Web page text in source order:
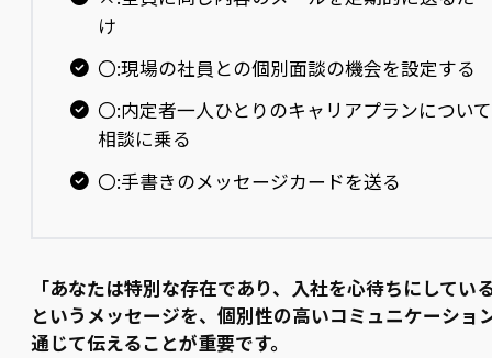
け
〇:現場の社員との個別面談の機会を設定する
〇:内定者一人ひとりのキャリアプランについて
相談に乗る
〇:手書きのメッセージカードを送る
「あなたは特別な存在であり、入社を心待ちにしてい
というメッセージを、個別性の高いコミュニケーショ
通じて伝えることが重要です。